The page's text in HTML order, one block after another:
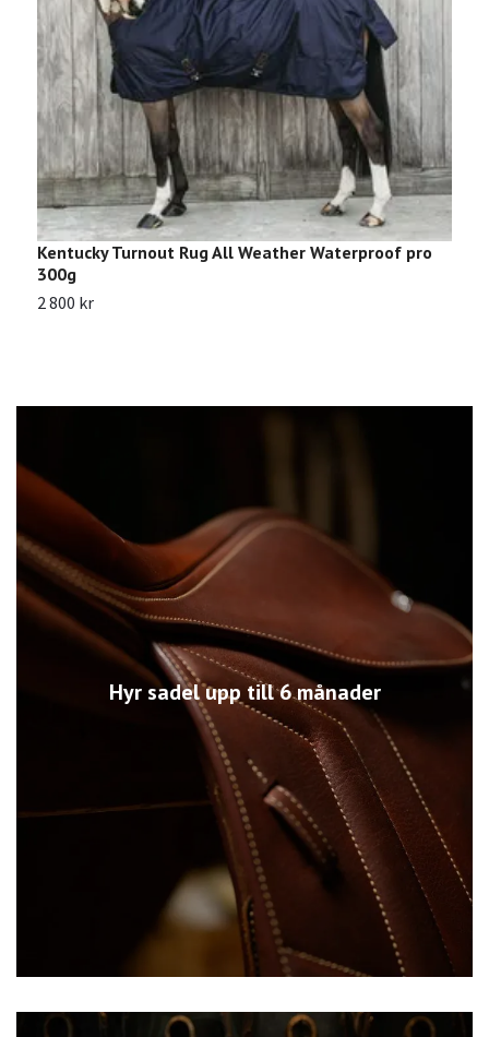
Hyr sadel upp till 6 månader
Kentucky Turnout Rug All Weather Waterproof pro
300g
2 800 kr